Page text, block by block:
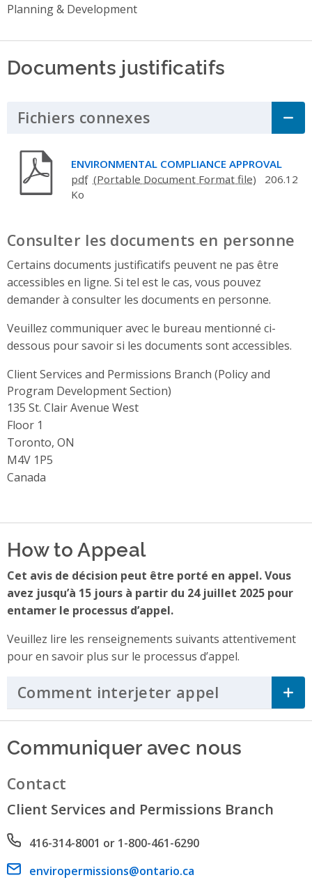
Planning & Development
Documents justificatifs
Fichiers connexes Click to Expand
ENVIRONMENTAL COMPLIANCE APPROVAL
pdf
206.12
Ko
Consulter les documents en personne
Certains documents justificatifs peuvent ne pas être
accessibles en ligne. Si tel est le cas, vous pouvez
demander à consulter les documents en personne.
Veuillez communiquer avec le bureau mentionné ci-
dessous pour savoir si les documents sont accessibles.
Client Services and Permissions Branch (Policy and
Program Development Section)
Address
135 St. Clair Avenue West
Floor 1
Toronto, ON
M4V 1P5
Canada
How to Appeal
Cet avis de décision peut être porté en appel. Vous
avez jusqu’à 15 jours à partir du 24 juillet 2025 pour
entamer le processus d’appel.
Veuillez lire les renseignements suivants attentivement
pour en savoir plus sur le processus d’appel.
Comment interjeter appel Click to
Communiquer avec nous
Contact
Client Services and Permissions Branch
Phone number
416-314-8001 or 1-800-461-6290
Email address
enviropermissions@ontario.ca